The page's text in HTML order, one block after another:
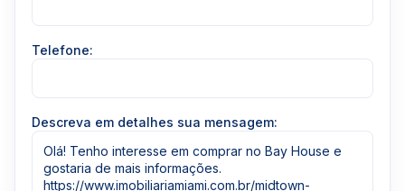
Telefone:
Descreva em detalhes sua mensagem: